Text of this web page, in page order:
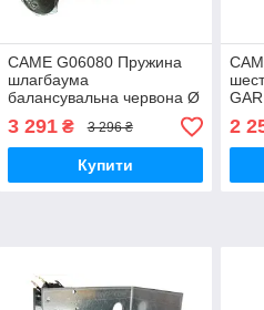
CAME G06080 Пружина
шлагбаума
балансувальна червона Ø
3 291₴ 3 296 ₴
Купити
2